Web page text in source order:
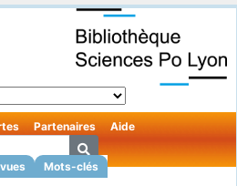
Mots-clés
Partenaires Aide